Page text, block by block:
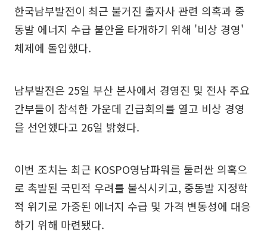
한국남부발전이 최근 불거진 출자사 관련 의혹과 중
동발 에너지 수급 불안을 타개하기 위해 '비상 경영'
체제에 돌입했다.
남부발전은 25일 부산 본사에서 경영진 및 전사 주요
간부들이 참석한 가운데 긴급회의를 열고 비상 경영
을 선언했다고 26일 밝혔다.
이번 조치는 최근 KOSPO영남파워를 둘러싼 의혹으
로 촉발된 국민적 우려를 불식시키고, 중동발 지정학
적 위기로 가중된 에너지 수급 및 가격 변동성에 대응
하기 위해 마련됐다.